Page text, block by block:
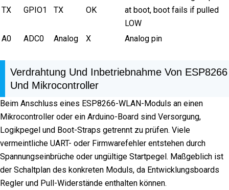
TX GPIO1 TX OK
at boot, boot fails if pulled
LOW
A0
ADC0 Analog X Analog pin
Verdrahtung Und Inbetriebnahme Von ESP8266
Und Mikrocontroller
Beim Anschluss eines ESP8266-WLAN-Moduls an einen
Mikrocontroller oder ein Arduino-Board sind Versorgung,
Logikpegel und Boot-Straps getrennt zu prüfen. Viele
vermeintliche UART- oder Firmwarefehler entstehen durch
Spannungseinbrüche oder ungültige Startpegel. Maßgeblich ist
der Schaltplan des konkreten Moduls, da Entwicklungsboards
Regler und Pull-Widerstände enthalten können.